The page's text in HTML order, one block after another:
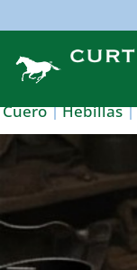
Cuero Hebillas